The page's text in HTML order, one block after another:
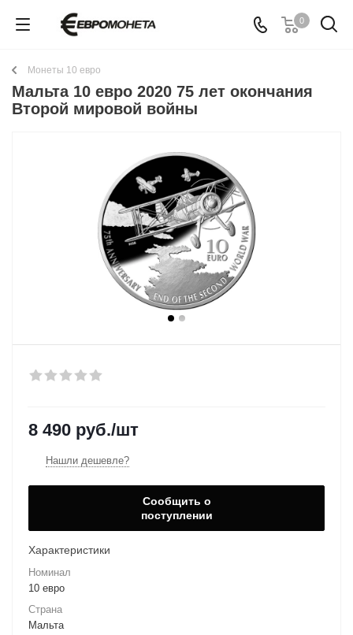
0
Монеты 10 евро
Мальта 10 евро 2020 75 лет окончания
Второй мировой войны
8 490 руб./шт
Нашли дешевле?
Сообщить о
поступлении
Характеристики
Номинал
10 евро
Страна
Мальта